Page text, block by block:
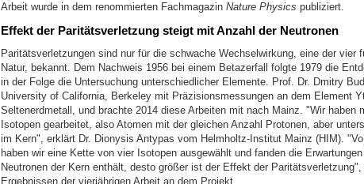
Arbeit wurde in dem renommierten Fachmagazin Nature Physics publiziert.
Effekt der Paritätsverletzung steigt mit Anzahl der Neutronen
Paritätsverletzungen sind nur für die schwache Wechselwirkung, eine der vier
Natur, bekannt. Dem Nachweis 1956 bei einem Betazerfall folgte 1979 die
in der Folge die Untersuchung unterschiedlicher Elemente. Prof. Dr. Dmitry
University of California, Berkeley mit Präzisionsmessungen an dem Element
Seltenerdmetall, und brachte 2014 diese Arbeiten mit nach Mainz. "Wir haben
Isotopen gearbeitet, also Atomen mit der gleichen Anzahl Protonen, aber
im Kern", erklärt Dr. Dionysis Antypas vom Helmholtz-Institut Mainz (HIM).
haben wir eine Kette von vier Isotopen ausgewählt und fanden die
Neutronen der Kern enthält, desto größer ist der Effekt der
Ergebnissen der vierjährigen Arbeit an dem Projekt.